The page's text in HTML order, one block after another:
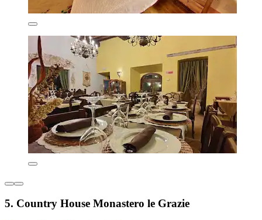
5. Country House Monastero le Grazie